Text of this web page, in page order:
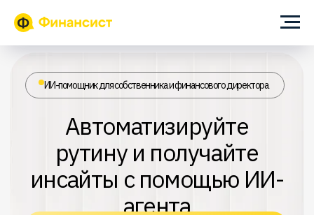
Автоматизируйте
инсайты с помощью ИИ-
агента
Посмотреть демо на ваших данных